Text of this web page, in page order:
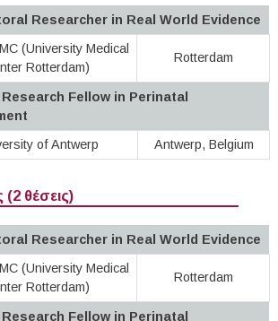
Researcher in Real World Evidence
(University Medical
Rotterdam)
Rotterdam
Fellow in Perinatal
of Antwerp
Antwerp, Belgium
θέσεις)
Researcher in Real World Evidence
(University Medical
Rotterdam)
Rotterdam
Fellow in Perinatal